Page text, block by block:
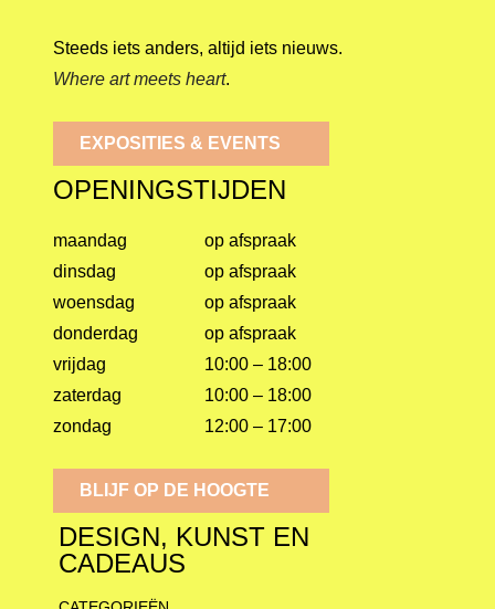
Steeds iets anders, altijd iets nieuws.
Where art meets heart.
EXPOSITIES & EVENTS
OPENINGSTIJDEN
maandag
dinsdag
woensdag
donderdag
vrijdag
zaterdag
zondag
op afspraak
op afspraak
op afspraak
op afspraak
10:00 – 18:00
10:00 – 18:00
12:00 – 17:00
BLIJF OP DE HOOGTE
DESIGN, KUNST EN
CADEAUS